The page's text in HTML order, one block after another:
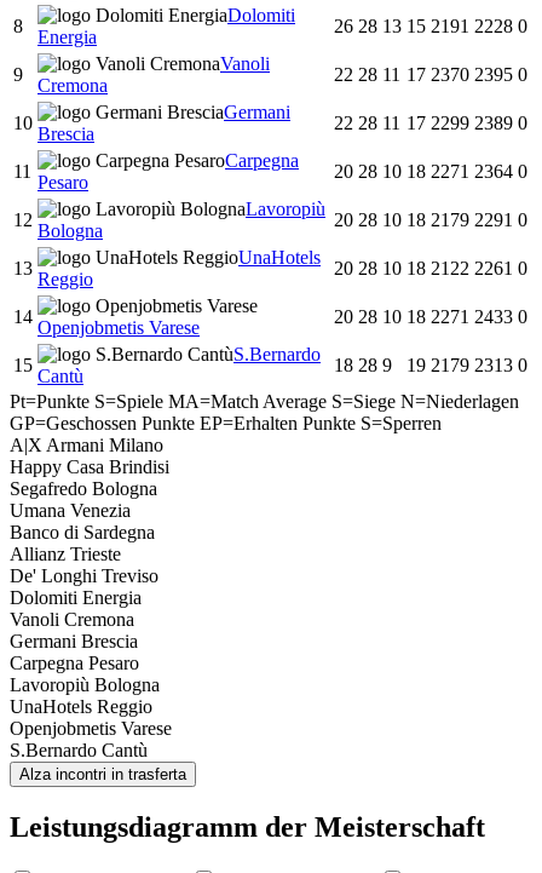
8
Dolomiti
Energia
26 28 13 15 2191 2228 0
9
Vanoli
Cremona
22 28 11 17 2370 2395 0
10
Germani
Brescia
22 28 11 17 2299 2389 0
11
Carpegna
Pesaro
20 28 10 18 2271 2364 0
12
Lavoropiù
Bologna
20 28 10 18 2179 2291 0
13
UnaHotels
Reggio
20 28 10 18 2122 2261 0
14
Openjobmetis Varese
20 28 10 18 2271 2433 0
15
S.Bernardo
Cantù
18 28 9 19 2179 2313 0
Pt=Punkte S=Spiele MA=Match Average S=Siege N=Niederlagen
GP=Geschossen Punkte EP=Erhalten Punkte S=Sperren
A|X Armani Milano
Happy Casa Brindisi
Segafredo Bologna
Umana Venezia
Banco di Sardegna
Allianz Trieste
De' Longhi Treviso
Dolomiti Energia
Vanoli Cremona
Germani Brescia
Carpegna Pesaro
Lavoropiù Bologna
UnaHotels Reggio
Openjobmetis Varese
S.Bernardo Cantù
Alza incontri in trasferta
Leistungsdiagramm der Meisterschaft